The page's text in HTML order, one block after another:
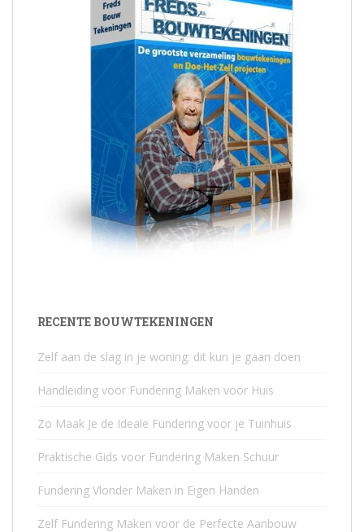
RECENTE BOUWTEKENINGEN
Zelf aan de slag in je woning: dit kun je gaan doen
Handleiding voor Fundering Maken voor Huis
Zo Maak Je de Ideale Fundering voor je Tuinhuis
Praktische Gids voor Fundering Maken Schuur
Fundering Vlonder Maken in Eigen Handen
Zelf Fundering Maken voor de Perfecte Aanbouw